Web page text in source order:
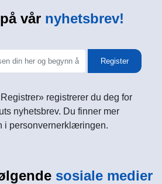
vår nyhetsbrev!
Register
registrerer du deg for
nyhetsbrev. Du finner mer
i personvernerklæringen.
sosiale medier